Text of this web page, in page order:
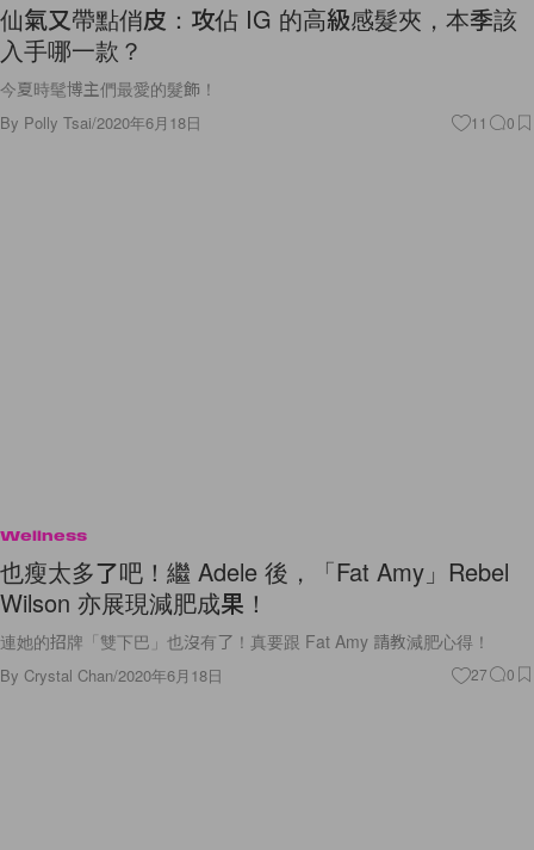
仙氣又帶點俏皮：攻佔 IG 的高級感髮夾，本季該
入手哪一款？
今夏時髦博主們最愛的髮飾！
By Polly Tsai/2020年6月18日 11 0
Wellness
也瘦太多了吧！繼 Adele 後，「Fat Amy」Rebel
Wilson 亦展現減肥成果！
連她的招牌「雙下巴」也沒有了！真要跟 Fat Amy 請教減肥心得！
By Crystal Chan/2020年6月18日 27 0